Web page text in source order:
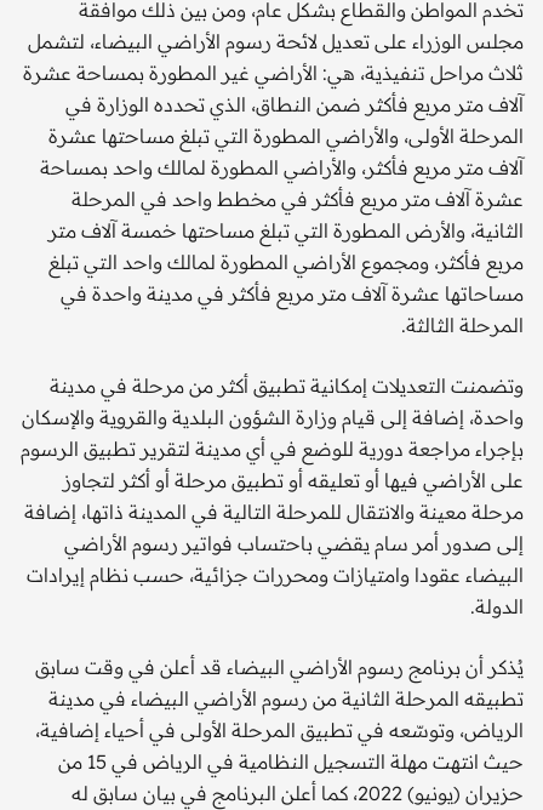
تخدم المواطن والقطاع بشكل عام، ومن بين ذلك موافقة
مجلس الوزراء على تعديل لائحة رسوم الأراضي البيضاء، لتشمل
ثلاث مراحل تنفيذية، هي: الأراضي غير المطورة بمساحة عشرة
آلاف متر مربع فأكثر ضمن النطاق، الذي تحدده الوزارة في
المرحلة الأولى، والأراضي المطورة التي تبلغ مساحتها عشرة
آلاف متر مربع فأكثر، والأراضي المطورة لمالك واحد بمساحة
عشرة آلاف متر مربع فأكثر في مخطط واحد في المرحلة
الثانية، والأرض المطورة التي تبلغ مساحتها خمسة آلاف متر
مربع فأكثر، ومجموع الأراضي المطورة لمالك واحد التي تبلغ
مساحاتها عشرة آلاف متر مربع فأكثر في مدينة واحدة في
المرحلة الثالثة.
وتضمنت التعديلات إمكانية تطبيق أكثر من مرحلة في مدينة
واحدة، إضافة إلى قيام وزارة الشؤون البلدية والقروية والإسكان
بإجراء مراجعة دورية للوضع في أي مدينة لتقرير تطبيق الرسوم
على الأراضي فيها أو تعليقه أو تطبيق مرحلة أو أكثر لتجاوز
مرحلة معينة والانتقال للمرحلة التالية في المدينة ذاتها، إضافة
إلى صدور أمر سام يقضي باحتساب فواتير رسوم الأراضي
البيضاء عقودا وامتيازات ومحررات جزائية، حسب نظام إيرادات
الدولة.
يُذكر أن برنامج رسوم الأراضي البيضاء قد أعلن في وقت سابق
تطبيقه المرحلة الثانية من رسوم الأراضي البيضاء في مدينة
الرياض، وتوسّعه في تطبيق المرحلة الأولى في أحياء إضافية،
حيث انتهت مهلة التسجيل النظامية في الرياض في 15 من
حزيران (يونيو) 2022، كما أعلن البرنامج في بيان سابق له